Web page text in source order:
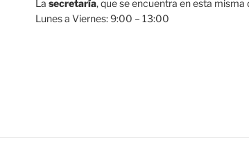
La secretaría, que se encuentra en esta
Lunes a Viernes: 9:00 – 13:00